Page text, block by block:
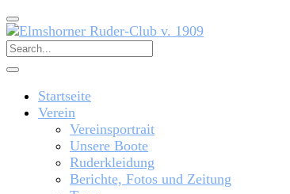
Startseite
Verein
Vereinsportrait
Unsere Boote
Ruderkleidung
Berichte, Fotos und Zeitung